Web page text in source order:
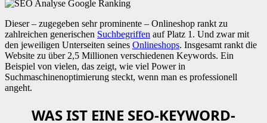
Dieser – zugegeben sehr prominente – Onlineshop rankt zu
zahlreichen generischen Suchbegriffen auf Platz 1. Und zwar mit
den jeweiligen Unterseiten seines Onlineshops. Insgesamt rankt die
Website zu über 2,5 Millionen verschiedenen Keywords. Ein
Beispiel von vielen, das zeigt, wie viel Power in
Suchmaschinenoptimierung steckt, wenn man es professionell
angeht.
WAS IST EINE SEO-KEYWORD-